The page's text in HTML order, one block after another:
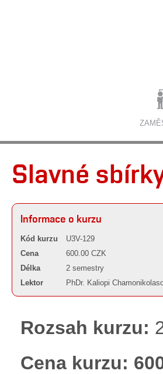
Slavné
Informace o kurzu
Kód kurzu
U3V-129
Cena
600.00 CZK
Délka
2 semestry
Lektor
PhDr. Kaliopi
Rozsah kurzu:
Cena kurzu: